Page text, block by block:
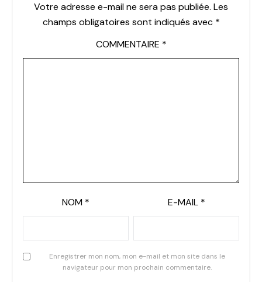
Votre adresse e-mail ne sera pas publiée. Les
champs obligatoires sont indiqués avec *
COMMENTAIRE *
NOM * E-MAIL *
Enregistrer mon nom, mon e-mail et mon site dans le
navigateur pour mon prochain commentaire.